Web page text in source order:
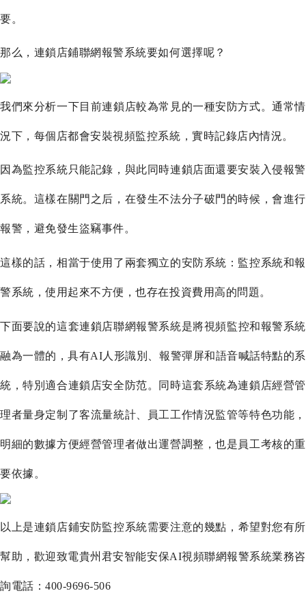
要。
那么，連鎖 店鋪聯網報警系統要如何選擇呢 ？
我們來分析一下目前連鎖店較為常見的一種安防方式。通常情
況下，每個店都會安裝視頻監控系統，實時記錄店內情況。
因為監控系統只能記錄，與此同時連鎖店面還要安裝入侵報警
系統。這樣在關門之后，在發生不法分子破門的時候，會進行
報警，避免發生盜竊事件。
這樣的話，相當于使用了兩套獨立的安防系統：監控系統和報
警系統，使用起來不方便，也存在投資費用高的問題。
下面要說的這套連鎖店聯網報警系統是將視頻監控和報警系統
融為一體的，具有AI人形識別、報警彈屏和語音喊話特點的系
統，特別適合連鎖店安全防范。同時這套系統為連鎖店經營管
理者量身定制了客流量統計、員工工作情況監管等特色功能，
明細的數據方便經營管理者做出運營調整，也是員工考核的重
要依據。
以上是連鎖店鋪安防監控系統需要注意的幾點，希望對您有所
幫助，歡迎致電貴州君安智能安保AI視頻聯網報警系統業務咨
詢電話：400-9696-506